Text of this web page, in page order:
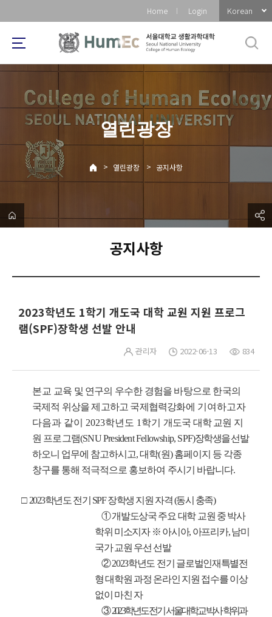
로
메
Home Login Korean
열린광장
> 열린광장 > 공지사항
공지사항
2023학년도 1학기 개도국 대학 교원 지원 프로그
램(SPF)장학생 선발 안내
관리자 2022-06-13 834
본교 교육 및 연구의 우수한 경험을 바탕으로 한국의
국제적 위상을 제고하고 국제협력강화에 기여하고자
다음과 같이 2023학년도 1학기 개도국 대학 교원 지
원 프로그램(SNU President Fellowship, SPF)장학생을선발
하오니 업무에 참고하시고, 대학(원) 홈페이지 등 각종
창구를 통해 적극적으로 홍보하여 주시기 바랍니다.
□ 2023학년도 전기 SPF 장학생 지원 자격 (동시 충족)
① 개발도상국 주요 대학 교원 중 박사
학위 미소지자 ※ 아시아, 아프리카, 남미
국가 교원 우선 선발
② 2023학년도 전기 글로벌인재특별전
형 대학원 과정 온라인 지원 접수를 이상
없이 마친 자
③2023학년도 전기 서울대학교 박사 학위과